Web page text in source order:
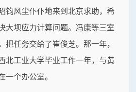
钧风尘仆仆地来到北京求助，希
大坝应力计算问题。冯康等三室
把任务交给了崔俊芝。那一年，
北工业大学毕业工作一年，与黄
一个办公室。